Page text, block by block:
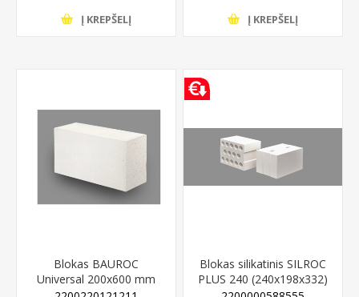
Į KREPŠELĮ Į KREPŠELĮ
Blokas BAUROC
Universal 200x600 mm
Blokas silikatinis SILROC
PLUS 240 (240x198x332)